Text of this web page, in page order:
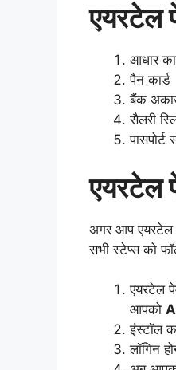
एयरटेल
आधार
पैन कार्ड
बैंक
सैलरी
पासपोर्ट
एयरटेल
अगर आप एयरटेल
सभी स्टेप्स को
एयरटेल
आपको
इंस्टॉल
लॉगिन